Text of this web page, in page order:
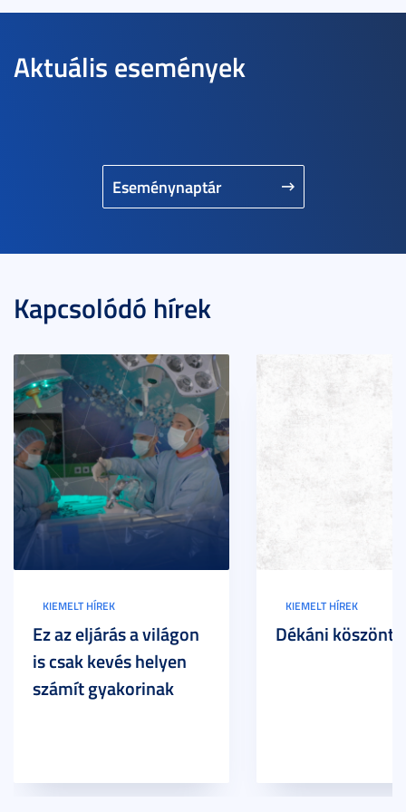
Aktuális események
Eseménynaptár
Kapcsolódó hírek
KIEMELT HÍREK
Ez az eljárás a világon
is csak kevés helyen
számít gyakorinak
KIEMELT HÍREK
Dékáni köszöntő